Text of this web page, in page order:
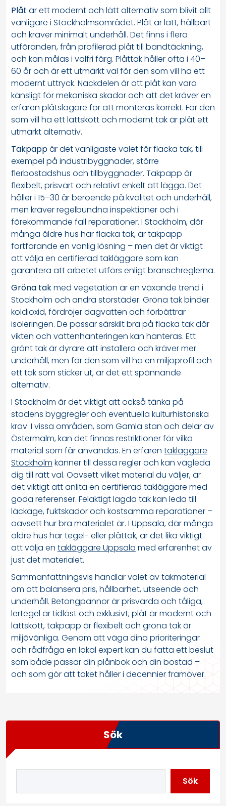
Plåt är ett modernt och lätt alternativ som blivit allt
vanligare i Stockholmsområdet. Plåt är lätt, hållbart
och kräver minimalt underhåll. Det finns i flera
utföranden, från profilerad plåt till bandtäckning,
och kan målas i valfri färg. Plåttak håller ofta i 40–
60 år och är ett utmärkt val för den som vill ha ett
modernt uttryck. Nackdelen är att plåt kan vara
känsligt för mekaniska skador och att det kräver en
erfaren plåtslagare för att monteras korrekt. För den
som vill ha ett lättskött och modernt tak är plåt ett
utmärkt alternativ.
Takpappär det vanligaste valet för flacka tak, till
exempel på industribyggnader, större
flerbostadshus och tillbyggnader. Takpapp är
flexibelt, prisvärt och relativt enkelt att lägga. Det
håller i 15–30 år beroende på kvalitet och underhåll,
men kräver regelbundna inspektioner och i
förekommande fall reparationer. I Stockholm, där
många äldre hus har flacka tak, är takpapp
fortfarande en vanlig lösning – men det är viktigt
att välja en certifierad takläggare som kan
garantera att arbetet utförs enligt branschreglerna.
Gröna takmed vegetation är en växande trend i
Stockholm och andra storstäder. Gröna tak binder
koldioxid, fördröjer dagvatten och förbättrar
isoleringen. De passar särskilt bra på flacka tak där
vikten och vattenhanteringen kan hanteras. Ett
grönt tak är dyrare att installera och kräver mer
underhåll, men för den som vill ha en miljöprofil och
ett tak som sticker ut, är det ett spännande
alternativ.
I Stockholm är det viktigt att också tänka på
stadens byggregler och eventuella kulturhistoriska
krav. I vissa områden, som Gamla stan och delar av
Östermalm, kan det finnas restriktioner för vilka
material som får användas. En erfaren takläggare
Stockholm känner till dessa regler och kan vägleda
dig till rätt val. Oavsett vilket material du väljer, är
det viktigt att anlita en certifierad takläggare med
goda referenser. Felaktigt lagda tak kan leda till
läckage, fuktskador och kostsamma reparationer –
oavsett hur bra materialet är. I Uppsala, där många
äldre hus har tegel- eller plåttak, är det lika viktigt
att välja en takläggare Uppsala med erfarenhet av
just det materialet.
Sammanfattningsvis handlar valet av takmaterial
om att balansera pris, hållbarhet, utseende och
underhåll. Betongpannor är prisvärda och tåliga,
lertegel är tidlöst och exklusivt, plåt är modernt och
lättskött, takpapp är flexibelt och gröna tak är
miljövänliga. Genom att väga dina prioriteringar
och rådfråga en lokal expert kan du fatta ett beslut
som både passar din plånbok och din bostad –
och som gör att taket håller i decennier framöver.
Sök
Sök